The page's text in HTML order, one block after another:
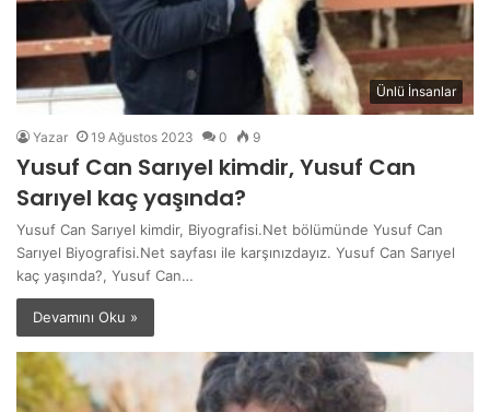
Ünlü İnsanlar
Yazar 19 Ağustos 2023 0 9
Yusuf Can Sarıyel kimdir, Yusuf Can
Sarıyel kaç yaşında?
Yusuf Can Sarıyel kimdir, Biyografisi.Net bölümünde Yusuf Can
Sarıyel Biyografisi.Net sayfası ile karşınızdayız. Yusuf Can Sarıyel
kaç yaşında?, Yusuf Can…
Devamını Oku »